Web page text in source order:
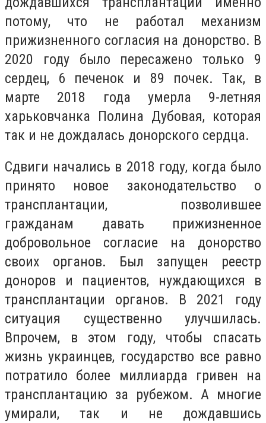
потому, что не работал механизм
прижизненного согласия на донорство. В
2020 году было пересажено только 9
сердец, 6 печенок и 89 почек. Так, в
марте 2018 года умерла 9-летняя
харьковчанка Полина Дубовая, которая
так и не дождалась донорского сердца.
Сдвиги начались в 2018 году, когда было
принято новое законодательство о
трансплантации, позволившее
гражданам давать прижизненное
добровольное согласие на донорство
своих органов. Был запущен реестр
доноров и пациентов, нуждающихся в
трансплантации органов. В 2021 году
ситуация существенно улучшилась.
Впрочем, в этом году, чтобы спасать
жизнь украинцев, государство все равно
потратило более миллиарда гривен на
трансплантацию за рубежом. А многие
умирали, так и не дождавшись